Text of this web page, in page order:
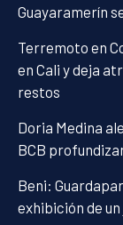
Guayaramerín
Terremoto en
en Cali y deja
restos
Doria Medina
BCB
Beni:
exhibición de